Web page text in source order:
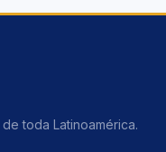
toda Latinoamérica.